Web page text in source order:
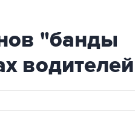
"банды
водителей